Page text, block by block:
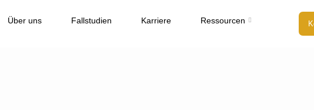
Über uns Fallstudien Karriere Ressourcen